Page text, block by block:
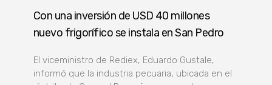
Con una inversión de USD 40 millones
nuevo frigorífico se instala en San Pedro
El viceministro de Rediex, Eduardo Gustale,
informó que la industria pecuaria, ubicada en el